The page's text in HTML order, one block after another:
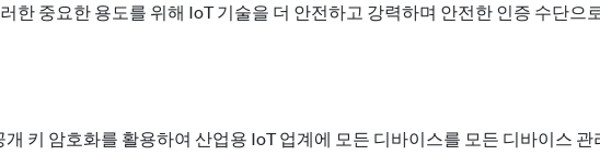
한 중요한 용도를 위해 IoT 기술을 더 안전하고 강력하며 안전한 인증 수단으
키 암호화를 활용하여 산업용 IoT 업계에 모든 디바이스를 모든 디바이스